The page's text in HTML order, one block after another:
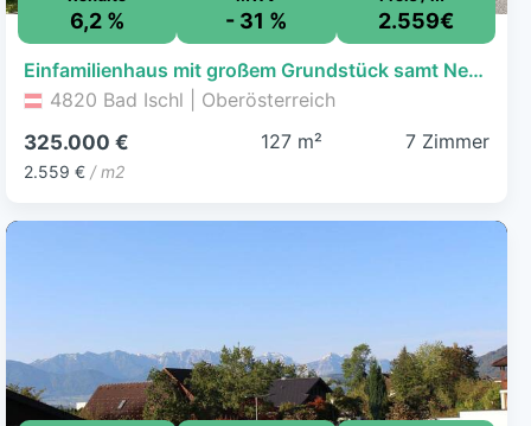
6,2 % - 31 % 2.559€
Einfamilienhaus mit großem Grundstück samt Nebengebäude in sonniger Ruhelage von Bad Ischl
4820 Bad Ischl | Oberösterreich
325.000 €
2.559 € / m2
127 m² 7 Zimmer